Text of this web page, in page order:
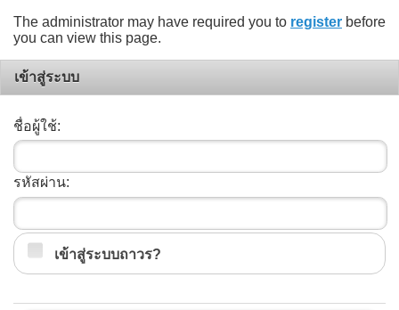
The administrator may have required you to register before
you can view this page.
เข้าสู่ระบบ
ชื่อผู้ใช้:
รหัสผ่าน:
เข้าสู่ระบบถาวร?